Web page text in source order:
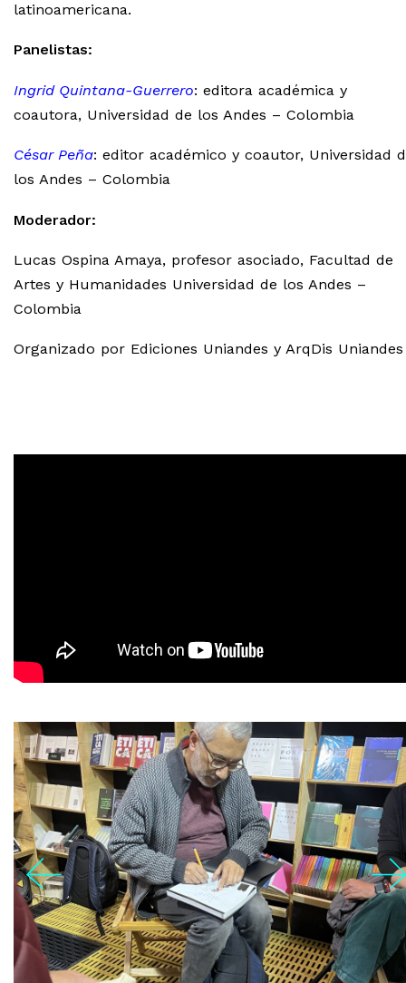
latinoamericana.
Panelistas:
Ingrid Quintana-Guerrero: editora académica y
coautora, Universidad de los Andes – Colombia
César Peña: editor académico y coautor, Universidad
los Andes – Colombia
Moderador:
Lucas Ospina Amaya, profesor asociado, Facultad de
Artes y Humanidades Universidad de los Andes –
Colombia
Organizado por Ediciones Uniandes y ArqDis Uniandes